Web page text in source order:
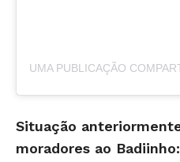
Situação
moradores ao Badiinho: